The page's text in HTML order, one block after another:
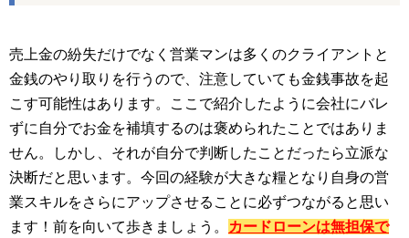
売上金の紛失だけでなく営業マンは多くのクライアントと
金銭のやり取りを行うので、注意していても金銭事故を起
こす可能性はあります。ここで紹介したように会社にバレ
ずに自分でお金を補填するのは褒められたことではありま
せん。しかし、それが自分で判断したことだったら立派な
決断だと思います。今回の経験が大きな糧となり自身の営
業スキルをさらにアップさせることに必ずつながると思い
ます！前を向いて歩きましょう。
カードローンは無担保で